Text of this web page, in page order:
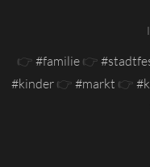
👉 #familie 👉
#kinder👉 #markt 👉